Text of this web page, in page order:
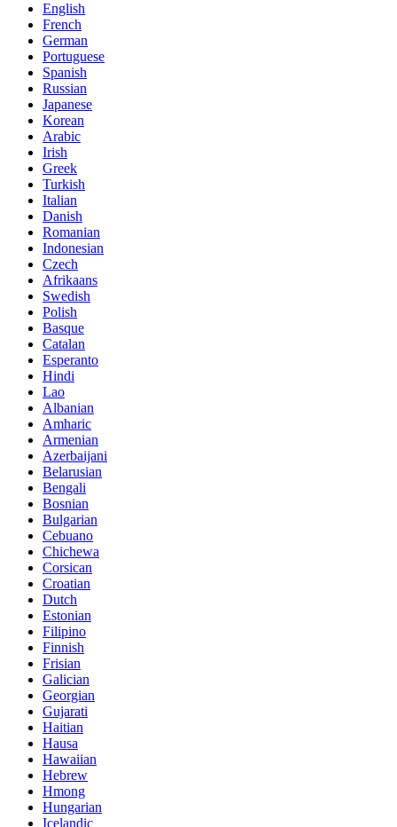
English
French
German
Portuguese
Spanish
Russian
Japanese
Korean
Arabic
Irish
Greek
Turkish
Italian
Danish
Romanian
Indonesian
Czech
Afrikaans
Swedish
Polish
Basque
Catalan
Esperanto
Hindi
Lao
Albanian
Amharic
Armenian
Azerbaijani
Belarusian
Bengali
Bosnian
Bulgarian
Cebuano
Chichewa
Corsican
Croatian
Dutch
Estonian
Filipino
Finnish
Frisian
Galician
Georgian
Gujarati
Haitian
Hausa
Hawaiian
Hebrew
Hmong
Hungarian
Icelandic